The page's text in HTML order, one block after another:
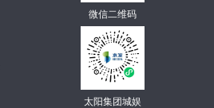
微信二维码
太阳集团城娱